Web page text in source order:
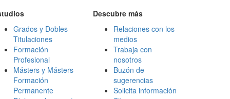
Grados y Dobles
Titulaciones
Formación
Profesional
Másters y Másters
Formación
Permanente
Descubre más
Relaciones con los
medios
Trabaja con
nosotros
Buzón de
sugerencias
Solicita información